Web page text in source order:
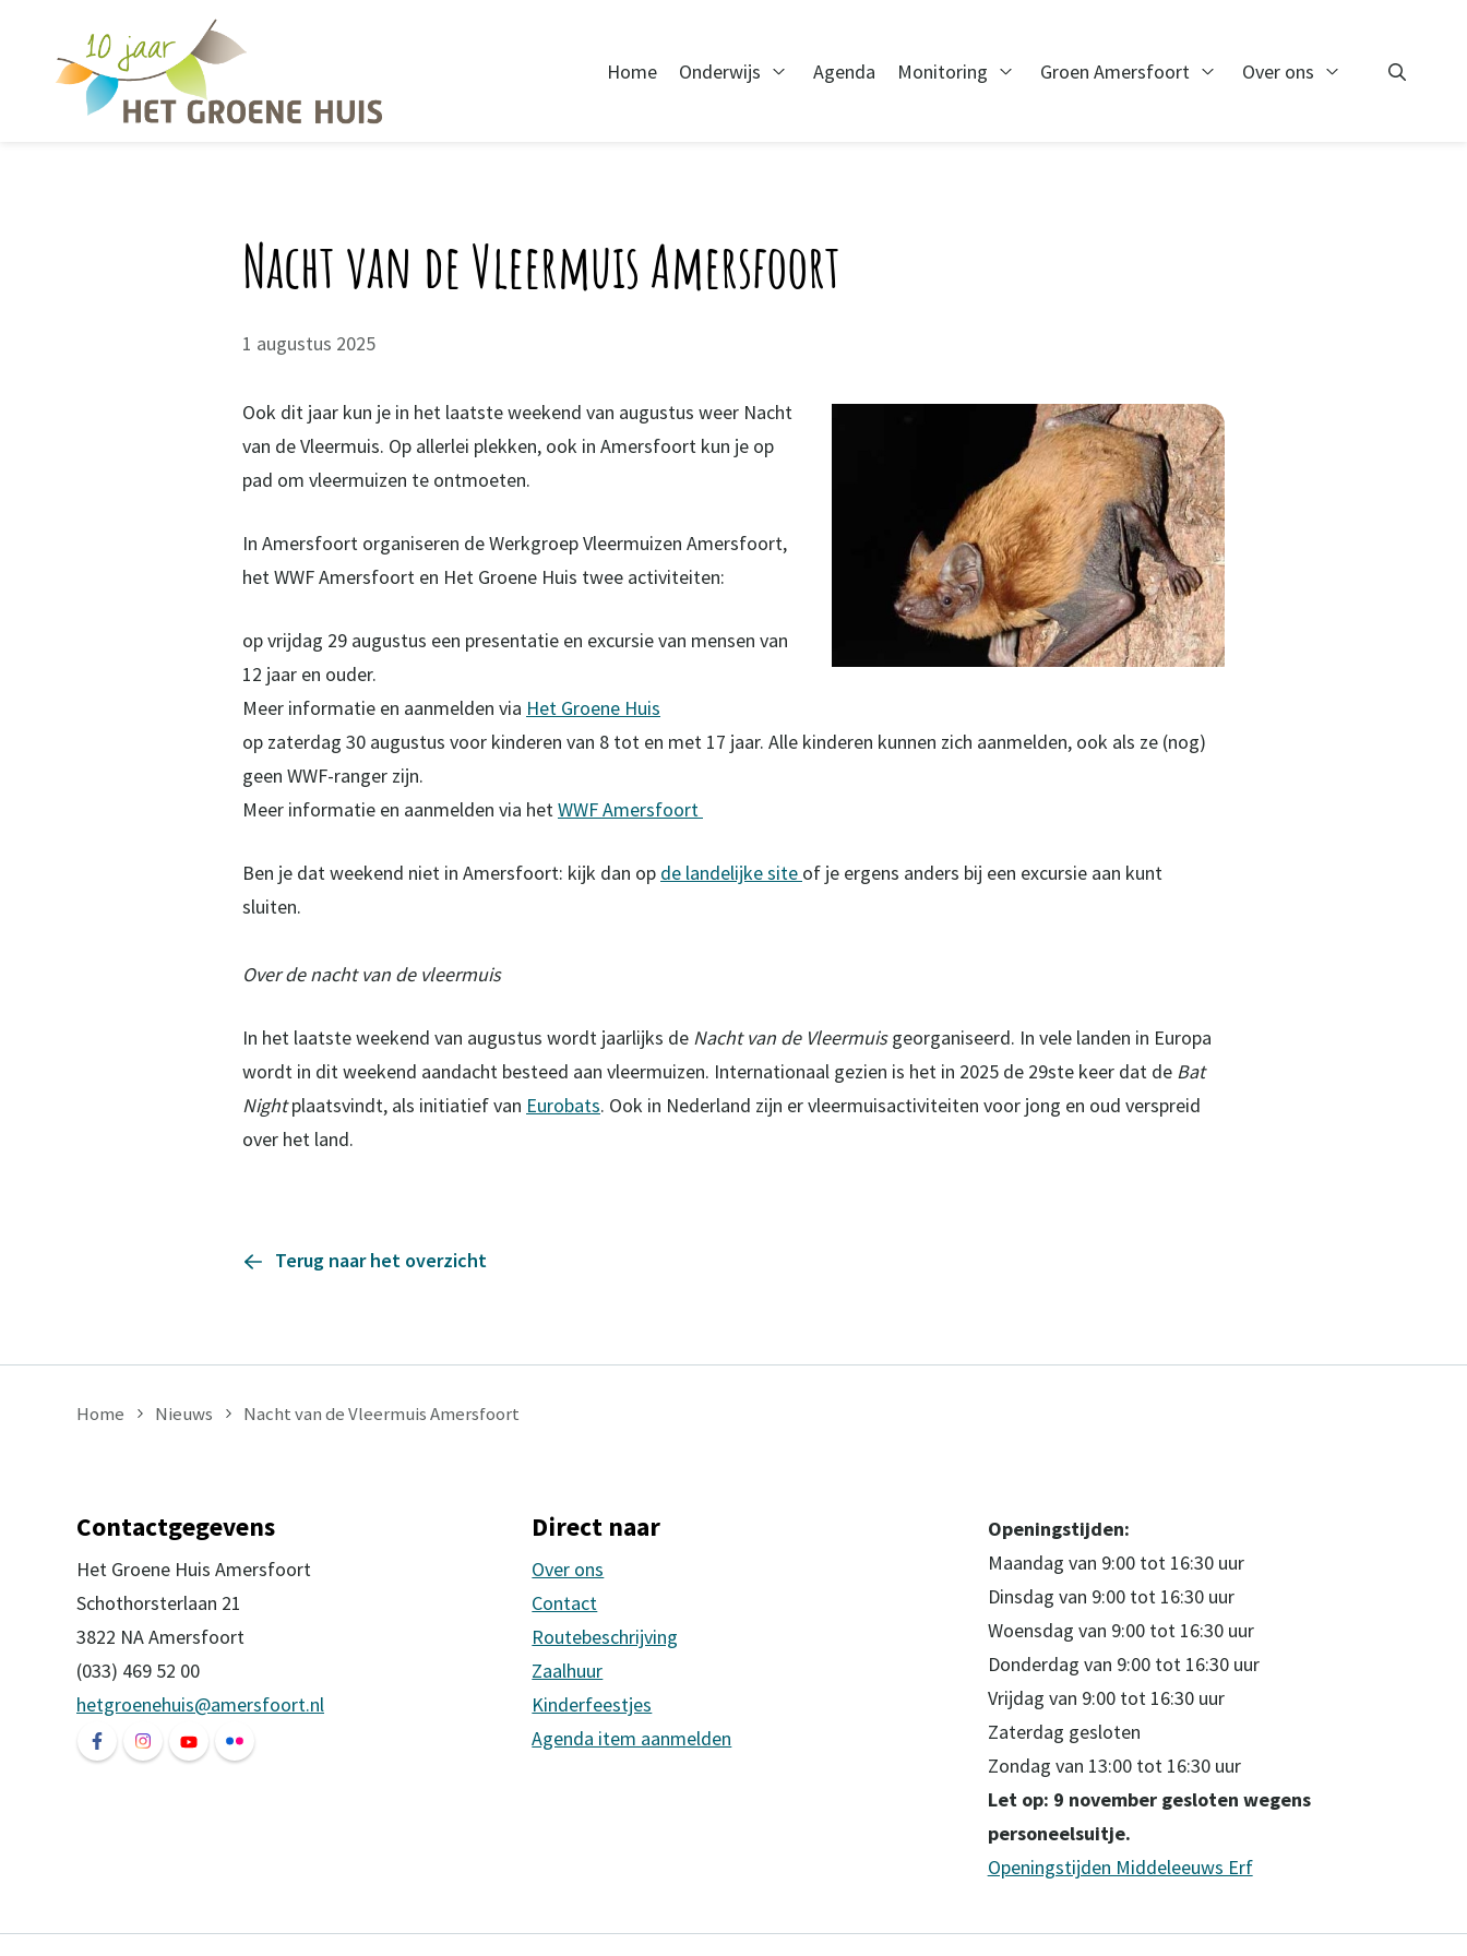
Overslaan en naar de inhoud gaan
Home
Onderwijs
Open Onderwijs
Agenda Monitoring
Open Monitoring
Groen Amersfoort
Open Groen Amersfoort
Over ons
Open Over ons
Zoeken
Nacht van de Vleermuis Amersfoort
1 augustus 2025
Ook dit jaar kun je in het laatste weekend van augustus weer Nacht
van de Vleermuis. Op allerlei plekken, ook in Amersfoort kun je op
pad om vleermuizen te ontmoeten.
In Amersfoort organiseren de Werkgroep Vleermuizen Amersfoort,
het WWF Amersfoort en Het Groene Huis twee activiteiten:
op vrijdag 29 augustus een presentatie en excursie van mensen van
12 jaar en ouder.
Meer informatie en aanmelden via Het Groene Huis
op zaterdag 30 augustus voor kinderen van 8 tot en met 17 jaar. Alle kinderen kunnen zich aanmelden, ook als ze (nog)
geen WWF-ranger zijn.
Meer informatie en aanmelden via het WWF Amersfoort
Ben je dat weekend niet in Amersfoort: kijk dan op de landelijke site of je ergens anders bij een excursie aan kunt
sluiten.
Over de nacht van de vleermuis
In het laatste weekend van augustus wordt jaarlijks de Nacht van de Vleermuisgeorganiseerd. In vele landen in Europa
wordt in dit weekend aandacht besteed aan vleermuizen. Internationaal gezien is het in 2025 de 29ste keer dat de Bat
Nightplaatsvindt, als initiatief van Eurobats. Ook in Nederland zijn er vleermuisactiviteiten voor jong en oud verspreid
over het land.
Terug naar het overzicht
Home Nieuws Nacht van de Vleermuis Amersfoort
Contactgegevens
Het Groene Huis Amersfoort
Schothorsterlaan 21
3822 NA Amersfoort
(033) 469 52 00
hetgroenehuis@amersfoort.nl
Volg ons op Facebook Het Groene Huis Amersfoort
Volg ons op Instagram Het Groene Huis Amersfoort
Volg ons op YouTube Het Groene Huis Amersfoort
Volg ons op Flickr Het Groene Huis Amersfoort
Direct naar
Over ons
Contact
Routebeschrijving
Zaalhuur
Kinderfeestjes
Agenda item aanmelden
Openingstijden:
Maandag van 9:00 tot 16:30 uur
Dinsdag van 9:00 tot 16:30 uur
Woensdag van 9:00 tot 16:30 uur
Donderdag van 9:00 tot 16:30 uur
Vrijdag van 9:00 tot 16:30 uur
Zaterdag gesloten
Zondag van 13:00 tot 16:30 uur
Let op: 9 november gesloten wegens
personeelsuitje.
Openingstijden Middeleeuws Erf